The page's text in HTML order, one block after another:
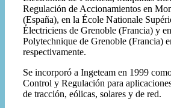
Regulación de Accionamientos en
(España), en la École Nationale
Électriciens de Grenoble (Francia) y
Polytechnique de Grenoble (Francia)
respectivamente.
Se incorporó a Ingeteam en 1999
Control y Regulación para
de tracción, eólicas, solares y de red.